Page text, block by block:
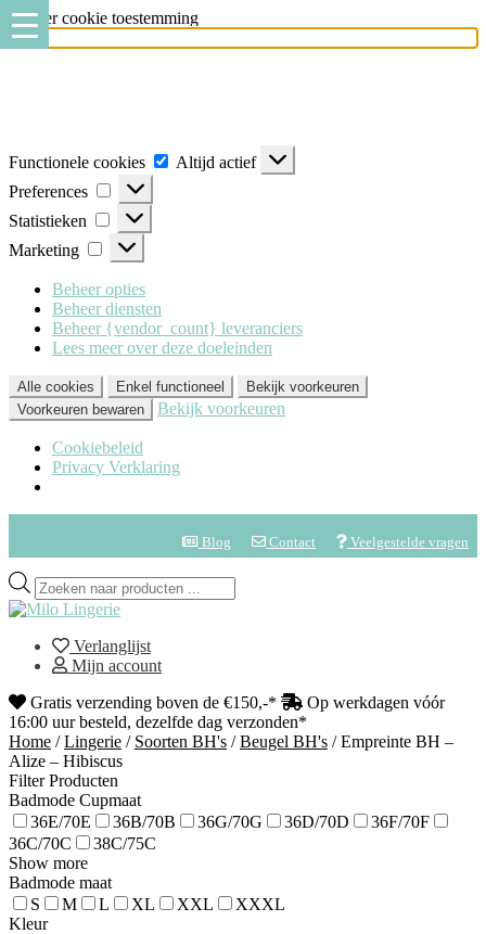
Beheer cookie toestemming
Functionele cookies
Altijd actief
Preferences
Statistieken
Marketing
Beheer opties
Beheer diensten
Beheer {vendor_count} leveranciers
Lees meer over deze doeleinden
Alle cookies Enkel functioneel
Bekijk voorkeuren
Voorkeuren bewaren
Bekijk voorkeuren
Cookiebeleid
Privacy Verklaring
Blog Contact Veelgestelde vragen
Verlanglijst
Mijn account
Gratis verzending boven de €150,-*
Op werkdagen vóór
16:00 uur besteld, dezelfde dag verzonden*
Home /Lingerie / Soorten BH's /Beugel BH's /Empreinte BH –
Alize – Hibiscus
Filter Producten
Badmode Cupmaat
36E/70E
36B/70B 36G/70G 36D/70D
36F/70F
36C/70C
38C/75C
Show more
Badmode maat
S
M L XL XXL
XXXL
Kleur